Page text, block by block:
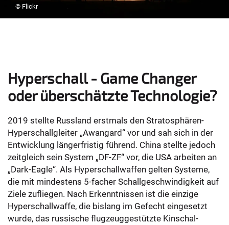
© Flickr
Hyperschall - Game Changer
oder überschätzte Technologie?
2019 stellte Russland erstmals den Stratosphären-
Hyperschallgleiter „Awangard“ vor und sah sich in der
Entwicklung längerfristig führend. China stellte jedoch
zeitgleich sein System „DF-ZF“ vor, die USA arbeiten an
„Dark-Eagle“. Als Hyperschallwaffen gelten Systeme,
die mit mindestens 5-facher Schallgeschwindigkeit auf
Ziele zufliegen. Nach Erkenntnissen ist die einzige
Hyperschallwaffe, die bislang im Gefecht eingesetzt
wurde, das russische flugzeuggestützte Kinschal-